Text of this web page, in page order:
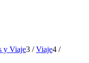
y Viaje3 / Viaje4 /